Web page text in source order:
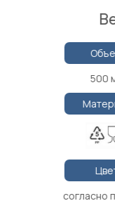
Объем
500 мл
Цвет
согласно